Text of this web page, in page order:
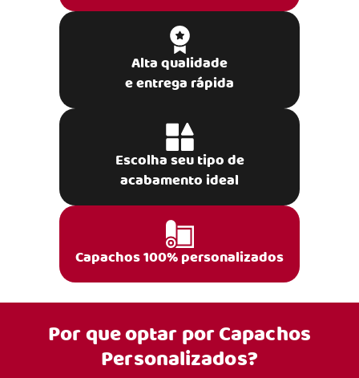
Alta qualidade
e entrega rápida
Escolha seu tipo de
acabamento ideal
Capachos 100% personalizados
Por que optar porCapachos
Personalizados?